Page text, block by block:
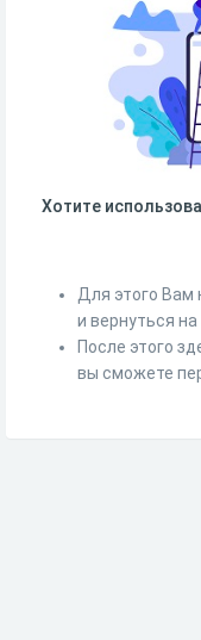
Хотите
Для этого Вам
и вернуться на
После этого
вы сможете